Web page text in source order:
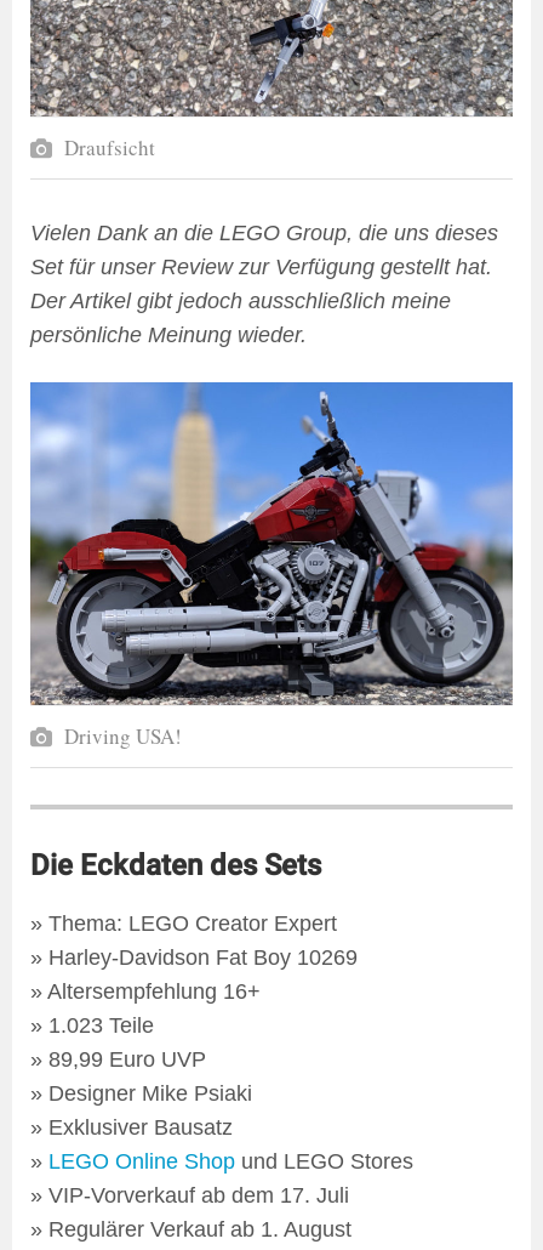
Draufsicht
Vielen Dank an die LEGO Group, die uns dieses
Set für unser Review zur Verfügung gestellt hat.
Der Artikel gibt jedoch ausschließlich meine
persönliche Meinung wieder.
Driving USA!
Die Eckdaten des Sets
» Thema: LEGO Creator Expert
» Harley-Davidson Fat Boy 10269
» Altersempfehlung 16+
» 1.023 Teile
» 89,99 Euro UVP
» Designer Mike Psiaki
» Exklusiver Bausatz
» LEGO Online Shop und LEGO Stores
» VIP-Vorverkauf ab dem 17. Juli
» Regulärer Verkauf ab 1. August